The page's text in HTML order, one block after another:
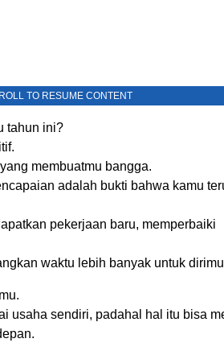
TO RESUME CONTENT
tahun ini?
membuatmu bangga.
adalah bukti bahwa kamu
pekerjaan baru, memperbaiki
waktu lebih banyak untuk
usaha sendiri, padahal hal itu bisa